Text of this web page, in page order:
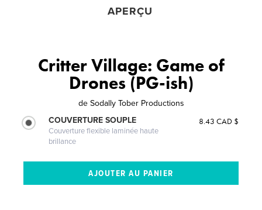
APERÇU
Critter Village: Game of
Drones (PG-ish)
de Sodally Tober Productions
COUVERTURE SOUPLE
Couverture flexible laminée haute
brillance
8.43 CAD $